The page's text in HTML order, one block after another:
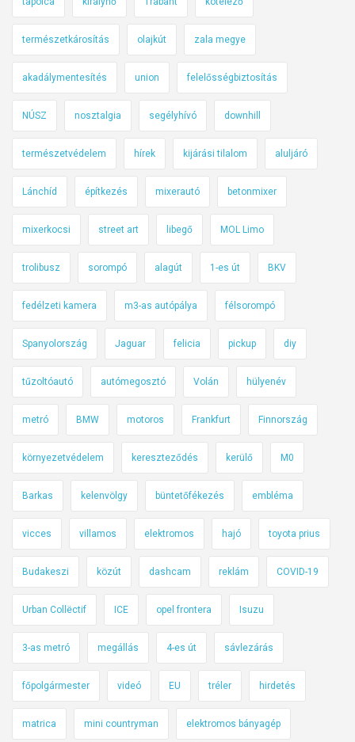
s
z
a
t
y
ő
e
c
s
l
természetkárosítás olajkút zala megye
akadálymentesítés union felelősségbiztosítás
NÚSZ nosztalgia segélyhívó downhill
természetvédelem hírek kijárási tilalom aluljáró
Lánchíd építkezés mixerautó betonmixer
mixerkocsi street art libegő MOL Limo
trolibusz sorompó alagút 1-es út BKV
fedélzeti kamera m3-as autópálya félsorompó
Spanyolország Jaguar felicia pickup diy
tűzoltóautó autómegosztó Volán hülyenév
metró BMW motoros Frankfurt Finnország
környezetvédelem kereszteződés kerülő M0
Barkas kelenvölgy büntetőfékezés embléma
vicces villamos elektromos hajó toyota prius
Budakeszi közút dashcam reklám COVID-19
Urban Collëctif ICE opel frontera Isuzu
3-as metró megállás 4-es út sávlezárás
főpolgármester videó EU tréler hirdetés
matrica mini countryman elektromos bányagép